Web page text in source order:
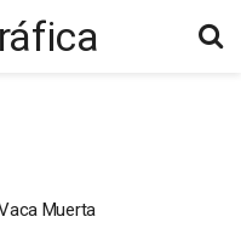
Muerta